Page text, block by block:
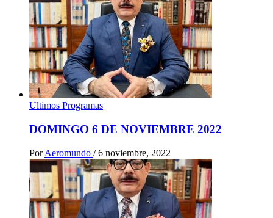
Ultimos Programas
DOMINGO 6 DE NOVIEMBRE 2022
Por Aeromundo / 6 noviembre, 2022